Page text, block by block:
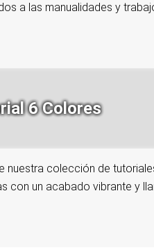
a las manualidades y
6 Colores
colección de
con un acabado vibrante y